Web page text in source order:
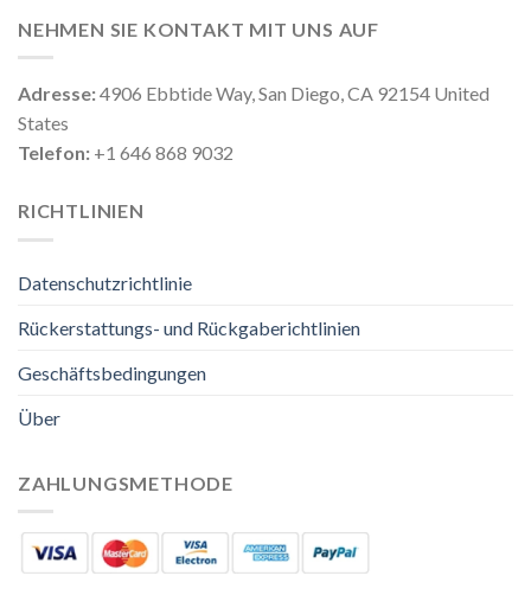
NEHMEN SIE KONTAKT MIT UNS AUF
Adresse:4906 Ebbtide Way, San Diego, CA 92154 United
States
Telefon: +1 646 868 9032
RICHTLINIEN
Datenschutzrichtlinie
Rückerstattungs- und Rückgaberichtlinien
Geschäftsbedingungen
Über
ZAHLUNGSMETHODE